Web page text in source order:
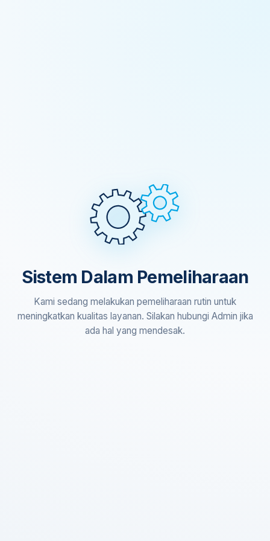
Sistem Dalam Pemeliharaan
Kami sedang melakukan pemeliharaan rutin untuk
meningkatkan kualitas layanan. Silakan hubungi Admin jika
ada hal yang mendesak.